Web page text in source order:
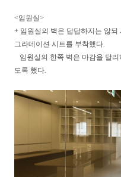
<임원실>
+ 임원실의 벽은 답답하지는 않되
그라데이션 시트를 부착했다.
임원실의 한쪽 벽은 마감을 달
도록 했다.